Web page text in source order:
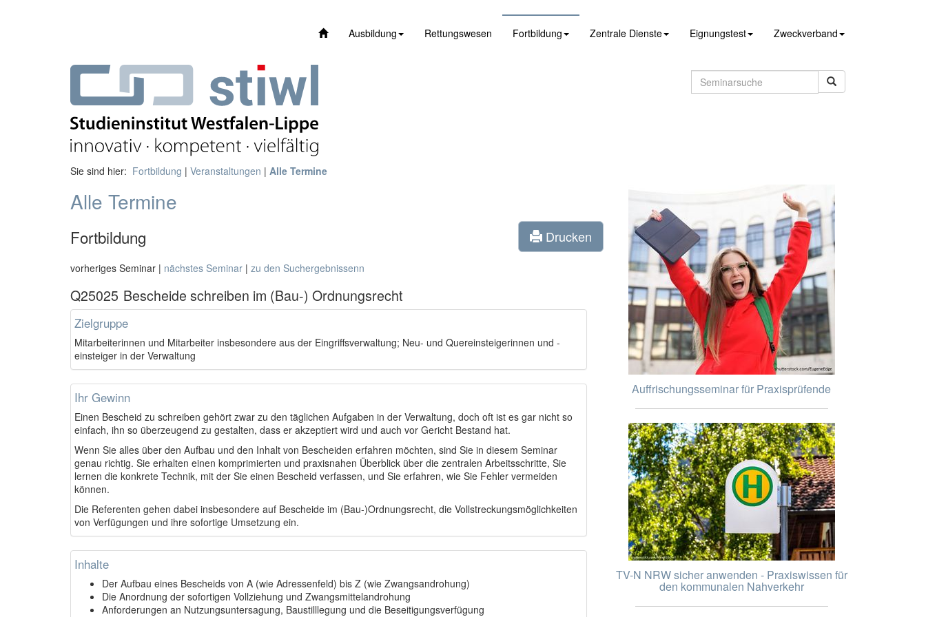
Ausbildung Rettungswesen Fortbildung Zentrale Dienste Eignungstest Zweckverband
Sie sind hier: Fortbildung | Veranstaltungen | Alle Termine
Alle Termine
Fortbildung Drucken
vorheriges Seminar | nächstes Seminar | zu den Suchergebnissenn
Q25025 Bescheide schreiben im (Bau-) Ordnungsrecht
Zielgruppe
Mitarbeiterinnen und Mitarbeiter insbesondere aus der Eingriffsverwaltung; Neu- und Quereinsteigerinnen und -
einsteiger in der Verwaltung
Ihr Gewinn
Einen Bescheid zu schreiben gehört zwar zu den täglichen Aufgaben in der Verwaltung, doch oft ist es gar nicht so
einfach, ihn so überzeugend zu gestalten, dass er akzeptiert wird und auch vor Gericht Bestand hat.
Wenn Sie alles über den Aufbau und den Inhalt von Bescheiden erfahren möchten, sind Sie in diesem Seminar
genau richtig. Sie erhalten einen komprimierten und praxisnahen Überblick über die zentralen Arbeitsschritte, Sie
lernen die konkrete Technik, mit der Sie einen Bescheid verfassen, und Sie erfahren, wie Sie Fehler vermeiden
können.
Die Referenten gehen dabei insbesondere auf Bescheide im (Bau-)Ordnungsrecht, die Vollstreckungsmöglichkeiten
von Verfügungen und ihre sofortige Umsetzung ein.
Inhalte
Der Aufbau eines Bescheids von A (wie Adressenfeld) bis Z (wie Zwangsandrohung)
Die Anordnung der sofortigen Vollziehung und Zwangsmittelandrohung
Anforderungen an Nutzungsuntersagung, Baustilllegung und die Beseitigungsverfügung
Auffrischungsseminar für Praxisprüfende
TV-N NRW sicher anwenden - Praxiswissen für
den kommunalen Nahverkehr